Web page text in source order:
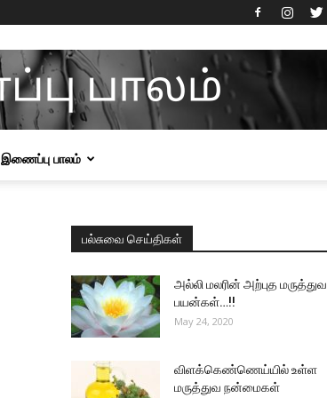
இணைப்பு பாலம்
பல்சுவை செய்திகள்
அல்லி மலரின் அற்புத மருத்துவ
பயன்கள்…!!
May 24, 2020
விளக்கெண்ணெய்யில் உள்ள
மருத்துவ நன்மைகள்